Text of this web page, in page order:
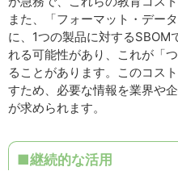
また、「フォーマット・デー
に、1つの製品に対するSBOM
れる可能性があり、これが「
ることがあります。このコス
すため、必要な情報を業界や
が求められます。
■継続的な活用